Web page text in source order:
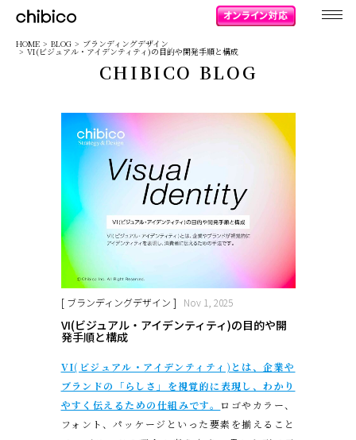
chibico
HOME BLOG ブランディングデザイン
VI(ビジュアル・アイデンティティ)の目的や開発手順と構成
CHIBICO BLOG
[ ブランディングデザイン ] Nov 1, 2025
VI(ビジュアル・アイデンティティ)の目的や開
発手順と構成
VI(ビジュアル・アイデンティティ)とは、企業や
ブランドの「らしさ」を視覚的に表現し、わかり
やすく伝えるための仕組みです。 ロゴやカラー、
フォント、パッケージといった要素を揃えること